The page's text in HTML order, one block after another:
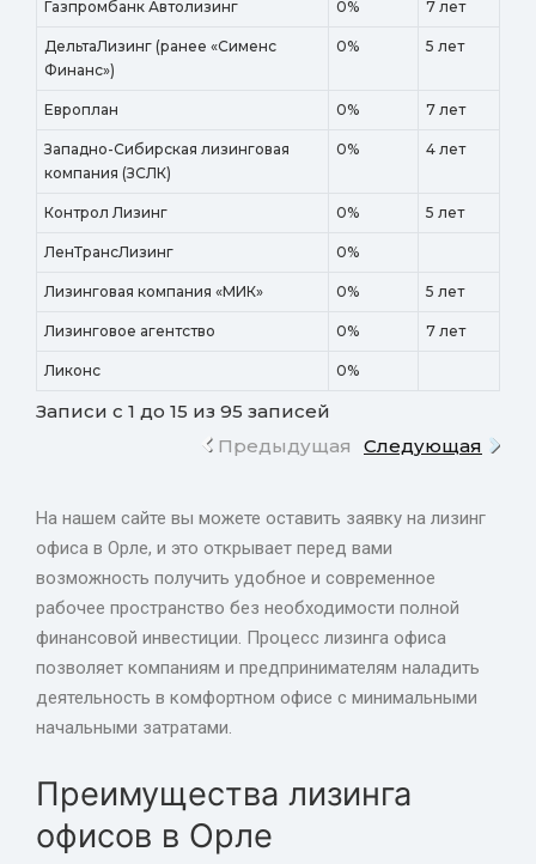
Газпромбанк Автолизинг 0% 7 лет
ДельтаЛизинг (ранее «Сименс
Финанс»)
0% 5 лет
Европлан 0% 7 лет
Западно-Сибирская лизинговая
компания (ЗСЛК)
0% 4 лет
Контрол Лизинг 0% 5 лет
ЛенТрансЛизинг 0%
Лизинговая компания «МИК» 0% 5 лет
Лизинговое агентство 0% 7 лет
Ликонс 0%
Записи с 1 до 15 из 95 записей
Предыдущая
Следующая
На нашем сайте вы можете оставить заявку на лизинг
офиса в Орле, и это открывает перед вами
возможность получить удобное и современное
рабочее пространство без необходимости полной
финансовой инвестиции. Процесс лизинга офиса
позволяет компаниям и предпринимателям наладить
деятельность в комфортном офисе с минимальными
начальными затратами.
Преимущества лизинга
офисов в Орле